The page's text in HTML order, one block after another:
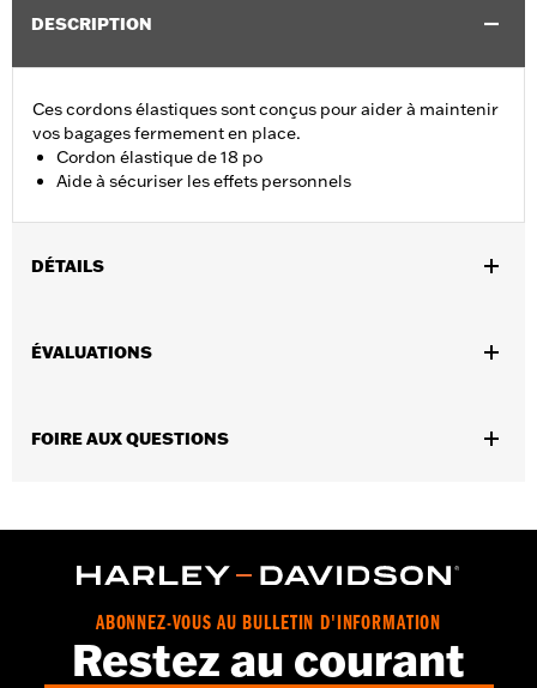
DESCRIPTION
Ces cordons élastiques sont conçus pour aider à maintenir
vos bagages fermement en place.
Cordon élastique de 18 po
Aide à sécuriser les effets personnels
DÉTAILS
Vendues en unités:
Contenu de la boîte:Cordon élastique uniquement
ÉVALUATIONS
FOIRE AUX QUESTIONS
ABONNEZ-VOUS AU BULLETIN D'INFORMATION
Restez au courant